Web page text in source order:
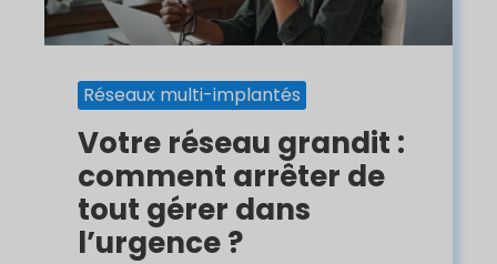
Réseaux multi-implantés
Votre réseau grandit :
comment arrêter de
tout gérer dans
l’urgence ?